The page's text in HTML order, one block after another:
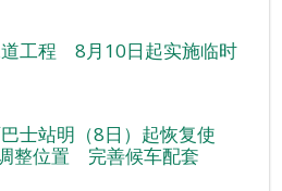
工程 8月10日起实施临时
士站明（8日）起恢复使
整位置 完善候车配套